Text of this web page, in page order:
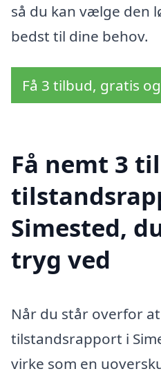
så du kan vælge den
bedst til dine behov.
Få 3 tilbud, gratis
Få nemt 3
Simested,
tryg ved
Når du står overfor
tilstandsrapport i
virke som en